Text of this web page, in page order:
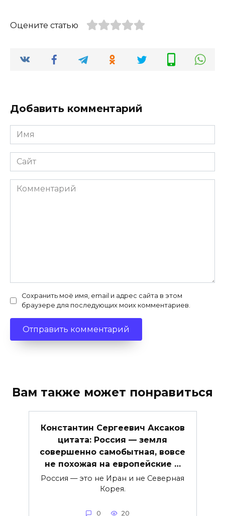
Оцените статью
Добавить комментарий
Имя
*
Сайт
Комментарий
Сохранить моё имя, email и адрес сайта в этом
браузере для последующих моих комментариев.
Вам также может понравиться
Константин Сергеевич Аксаков
цитата: Россия — земля
совершенно самобытная, вовсе
не похожая на европейские …
Россия — это не Иран и не Северная
Корея.
0 20